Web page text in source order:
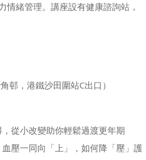
情緒管理。講座設有健康諮詢站，
邨，港鐵沙田圍站C出口）
從小改變助你輕鬆過渡更年期
壓一同向「上」，如何降「壓」護